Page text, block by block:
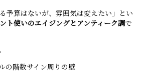
予算はないが、雰囲気は変えたい」とい
ト使いのエイジングとアンティーク調で
の階数サイン周りの壁